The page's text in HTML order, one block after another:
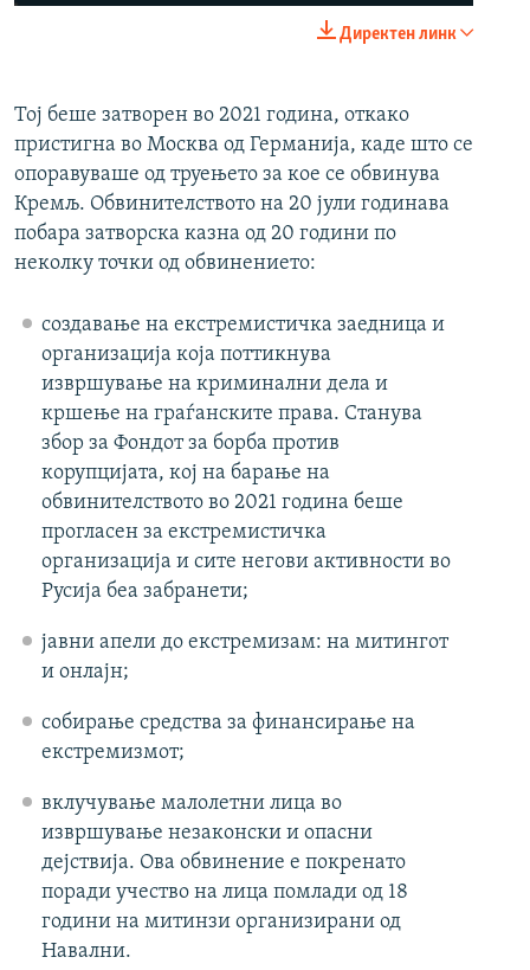
720p 1080p 720p
1080p
Директен линк
Тој беше затворен во 2021 година, откако
пристигна во Москва од Германија, каде што се
опоравуваше од труењето за кое се обвинува
Кремљ. Обвинителството на 20 јули годинава
побара затворска казна од 20 години по
неколку точки од обвинението:
создавање на екстремистичка заедница и
организација која поттикнува
извршување на криминални дела и
кршење на граѓанските права. Станува
збор за Фондот за борба против
корупцијата, кој на барање на
обвинителството во 2021 година беше
прогласен за екстремистичка
организација и сите негови активности во
Русија беа забранети;
јавни апели до екстремизам: на митингот
и онлајн;
собирање средства за финансирање на
екстремизмот;
вклучување малолетни лица во
извршување незаконски и опасни
дејствија. Ова обвинение е покренато
поради учество на лица помлади од 18
години на митинзи организирани од
Навални.